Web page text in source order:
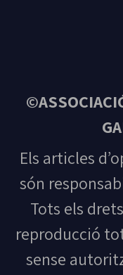
Els articles
són
Tots els
reproducció
sense